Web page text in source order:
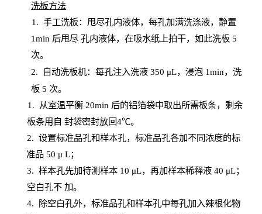
洗板方法
1. 手工洗板：甩尽孔内液体，每孔加满洗涤液，静置
1min 后甩尽 孔内液体，在吸水纸上拍干，如此洗板 5
次。
2.
自动洗板机：每孔注入洗液 350 μL，浸泡 1min，洗
板 5 次。
1 . 从室温平衡 20min 后的铝箔袋中取出所需板条，剩余
板条用自 封袋密封放回4℃。
2. 设置标准品孔和样本孔，标准品孔各加不同浓度的标
准品 50 μ L；
3. 样本孔先加待测样本 10 μL，再加样本稀释液 40 μL；
空白孔不 加。
4.
除空白孔外，标准品孔和样本孔中每孔加入辣根化物